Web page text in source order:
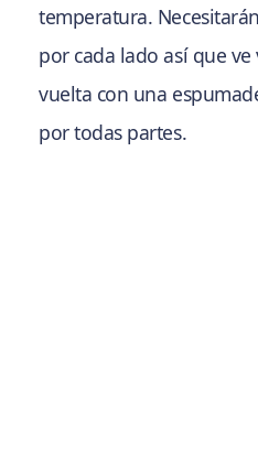
temperatura.
por cada lado así que
vuelta con una
por todas partes.